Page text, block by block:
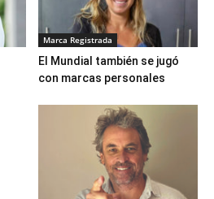
Marca Registrada
El Mundial también se jugó
con marcas personales